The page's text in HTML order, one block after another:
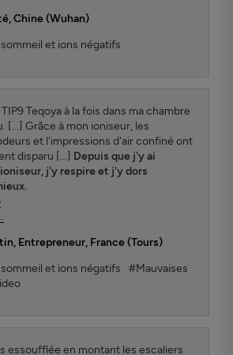
Chine (Wuhan)
et ions négatifs
Teqoya à la fois dans ma chambre
[...] Grâce à mon ioniseur, les
et l'impressions d'air confiné ont
disparu [...] Depuis que j'y ai
j'y respire et j'y dors
, Entrepreneur, France (Tours)
et ions négatifs
#Mauvaises
essoufflée en montant les escaliers